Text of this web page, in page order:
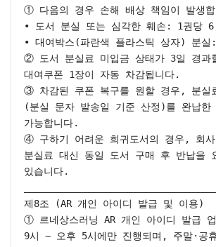
① 다음의 경우 손해 배상 책임이 발생합
• 도서 분실 또는 심각한 훼손: 1권당
• 대여박스(파란색 플라스틱 상자) 분
② 도서 분실료 미입금 상태가 3일 경과
대여쿠폰 1장이 자동 차감됩니다.
③ 차감된 쿠폰 복구를 원할 경우, 분실
(분실 문자 발송일 기준 산정)를 완납한
가능합니다.
④ 구하기 어려운 희귀도서의 경우, 회
분실료 대신 동일 도서 구매 후 반납을
있습니다.
제8조 (AR 개인 아이디 발급 및 이용)
① 르네상스러닝 AR 개인 아이디 발급
9시 ~ 오후 5시에만 진행되며, 주말·공